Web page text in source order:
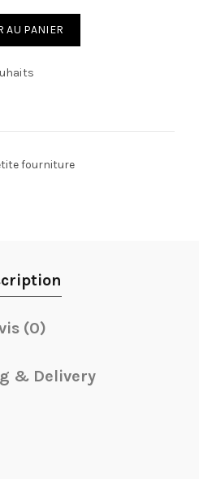
AU PANIER
fourniture
(0)
& Delivery